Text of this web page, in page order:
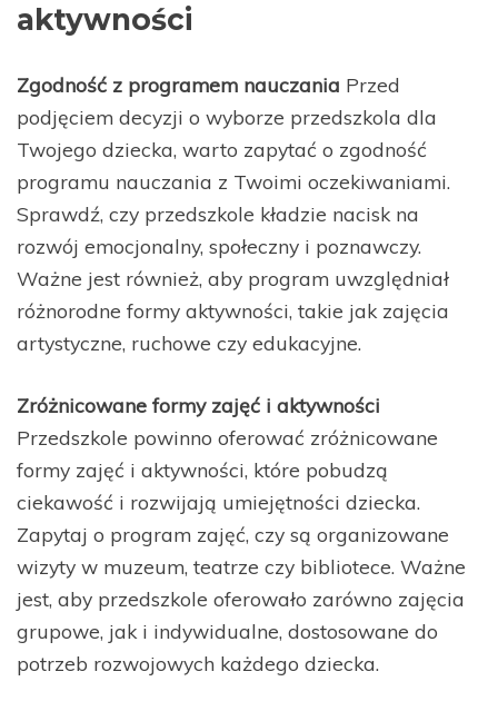
aktywności
Zgodność z programem nauczania Przed
podjęciem decyzji o wyborze przedszkola dla
Twojego dziecka, warto zapytać o zgodność
programu nauczania z Twoimi oczekiwaniami.
Sprawdź, czy przedszkole kładzie nacisk na
rozwój emocjonalny, społeczny i poznawczy.
Ważne jest również, aby program uwzględniał
różnorodne formy aktywności, takie jak zajęcia
artystyczne, ruchowe czy edukacyjne.
Zróżnicowane formy zajęć i aktywności
Przedszkole powinno oferować zróżnicowane
formy zajęć i aktywności, które pobudzą
ciekawość i rozwijają umiejętności dziecka.
Zapytaj o program zajęć, czy są organizowane
wizyty w muzeum, teatrze czy bibliotece. Ważne
jest, aby przedszkole oferowało zarówno zajęcia
grupowe, jak i indywidualne, dostosowane do
potrzeb rozwojowych każdego dziecka.